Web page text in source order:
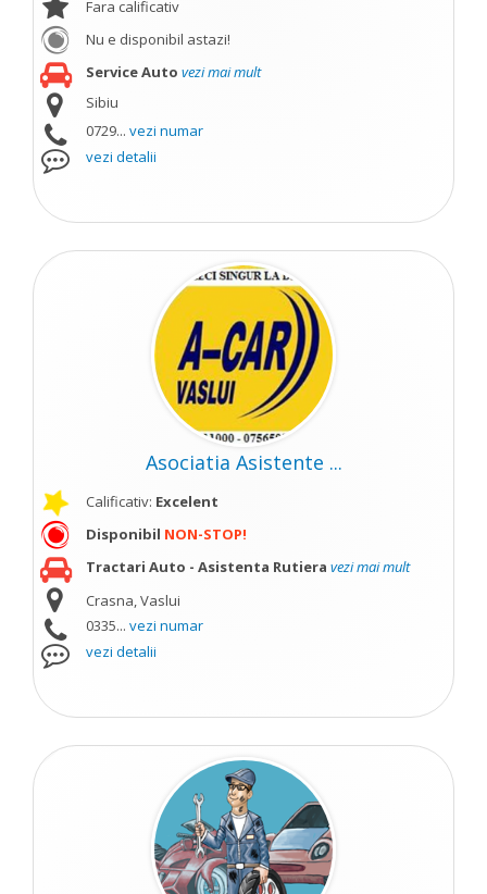
Fara calificativ
Nu e disponibil astazi!
Service Auto vezi mai mult
Sibiu
0729... vezi numar
vezi detalii
Asociatia Asistente ...
Calificativ: Excelent
Disponibil NON-STOP!
Tractari Auto - Asistenta Rutiera vezi mai mult
Crasna, Vaslui
0335... vezi numar
vezi detalii